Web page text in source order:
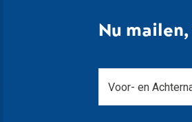
Nu mailen,